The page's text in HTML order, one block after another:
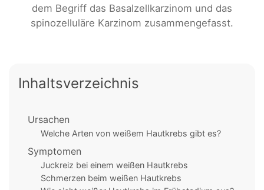
dem Begriff das Basalzellkarzinom und das
spinozelluläre Karzinom zusammengefasst.
Inhaltsverzeichnis
Ursachen
Welche Arten von weißem Hautkrebs gibt es?
Symptomen
Juckreiz bei einem weißen Hautkrebs
Schmerzen beim weißen Hautkrebs